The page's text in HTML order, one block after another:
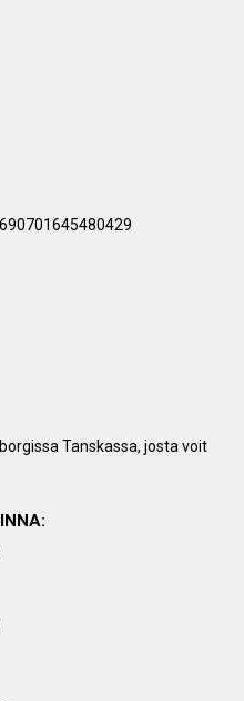
Tanskassa, josta voit